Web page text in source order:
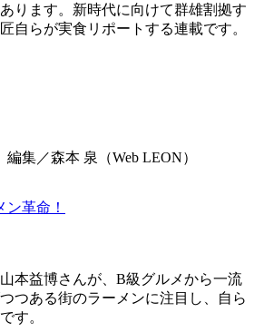
ります。新時代に向けて群雄割拠す
自らが実食リポートする連載です。
集／森本 泉（Web LEON）
革命！
本益博さんが、B級グルメから一流
つある街のラーメンに注目し、自ら
す。